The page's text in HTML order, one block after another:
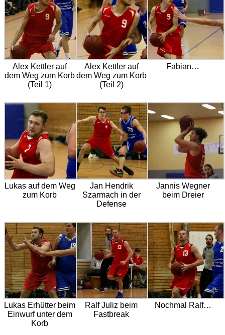
Alex Kettler auf
dem Weg zum Korb
(Teil 1)
Alex Kettler auf
dem Weg zum Korb
(Teil 2)
Fabian…
Lukas auf dem Weg
zum Korb
Jan Hendrik
Szarmach in der
Defense
Jannis Wegner
beim Dreier
Lukas Erhütter beim
Einwurf unter dem
Korb
Ralf Juliz beim
Fastbreak
Nochmal Ralf…